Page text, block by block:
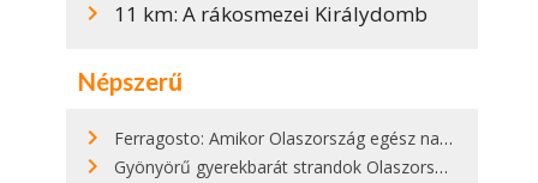
11 km: A rákosmezei Királydomb
Népszerű
Ferragosto: Amikor Olaszország egész nap nyaral
Gyönyörű gyerekbarát strandok Olaszországban - megmutatjuk a 15 legjobbat